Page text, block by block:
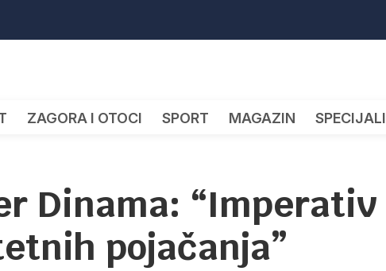
ZAGORA I OTOCI SPORT MAGAZIN SPECIJALI
Dinama: “Imperativ
pojačanja”